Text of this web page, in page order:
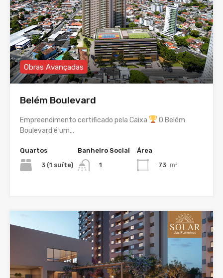
Obras Avançadas
Belém Boulevard
Empreendimento certificado pela Caixa
O Belém
Boulevard é um…
Quartos
3 (1 suíte)
Banheiro Social
1
Área
73 m²